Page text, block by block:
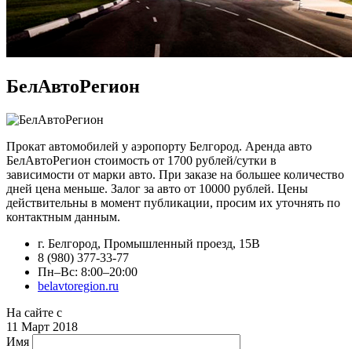
БелАвтоРегион
Прокат автомобилей у аэропорту Белгород. Аренда авто
БелАвтоРегион стоимость от 1700 рублей/сутки в
зависимости от марки авто. При заказе на большее количество
дней цена меньше. Залог за авто от 10000 рублей. Цены
действительны в момент публикации, просим их уточнять по
контактным данным.
г. Белгород, Промышленный проезд, 15В
8 (980) 377-33-77
Пн–Вс: 8:00–20:00
belavtoregion.ru
На сайте с
11 Март 2018
Имя